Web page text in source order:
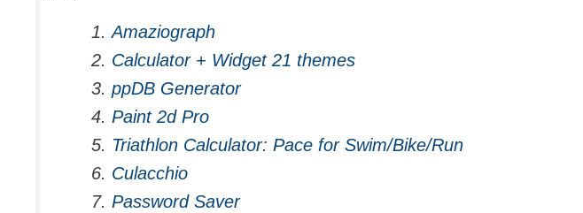
Amaziograph
Calculator + Widget 21 themes
ppDB Generator
Paint 2d Pro
Triathlon Calculator: Pace for Swim/Bike/Run
Culacchio
Password Saver